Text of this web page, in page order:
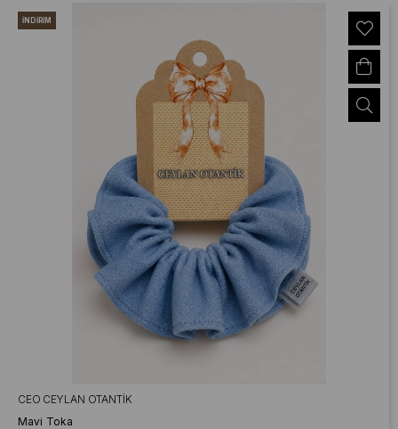
CEO CEYLAN OTANTIK
Mavi Toka
İNDIRIM